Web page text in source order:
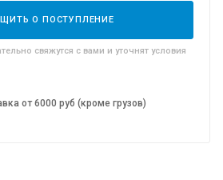
О ПОСТУПЛЕНИЕ
свяжутся с вами и уточнят условия
от 6000 руб (кроме грузов)